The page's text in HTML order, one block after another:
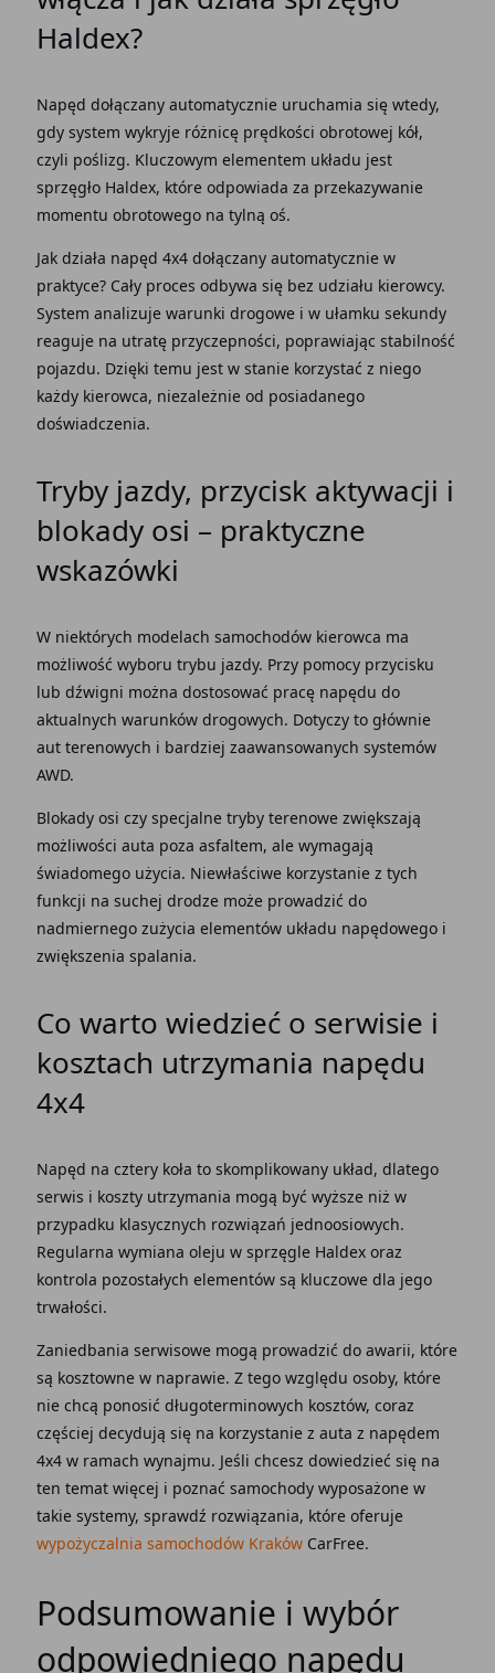
Haldex?
Napęd dołączany automatycznie uruchamia się wtedy,
gdy system wykryje różnicę prędkości obrotowej kół,
czyli poślizg. Kluczowym elementem układu jest
sprzęgło Haldex, które odpowiada za przekazywanie
momentu obrotowego na tylną oś.
Jak działa napęd 4x4 dołączany automatyczniew
praktyce? Cały proces odbywa się bez udziału kierowcy.
System analizuje warunki drogowe i w ułamku sekundy
reaguje na utratę przyczepności, poprawiając stabilność
pojazdu. Dzięki temu jest w stanie korzystać z niego
każdy kierowca, niezależnie od posiadanego
doświadczenia.
Tryby jazdy, przycisk aktywacji i
blokady osi – praktyczne
wskazówki
W niektórych modelach samochodów kierowca ma
możliwość wyboru trybu jazdy. Przy pomocy przycisku
lub dźwigni można dostosować pracę napędu do
aktualnych warunków drogowych. Dotyczy to głównie
aut terenowych i bardziej zaawansowanych systemów
AWD.
Blokady osi czy specjalne tryby terenowe zwiększają
możliwości auta poza asfaltem, ale wymagają
świadomego użycia. Niewłaściwe korzystanie z tych
funkcji na suchej drodze może prowadzić do
nadmiernego zużycia elementów układu napędowego i
zwiększenia spalania.
Co warto wiedzieć o serwisie i
kosztach utrzymania napędu
4x4
Napęd na cztery koła to skomplikowany układ, dlatego
serwis i koszty utrzymania mogą być wyższe niż w
przypadku klasycznych rozwiązań jednoosiowych.
Regularna wymiana oleju w sprzęgle Haldex oraz
kontrola pozostałych elementów są kluczowe dla jego
trwałości.
Zaniedbania serwisowe mogą prowadzić do awarii, które
są kosztowne w naprawie. Z tego względu osoby, które
nie chcą ponosić długoterminowych kosztów, coraz
częściej decydują się na korzystanie z auta z napędem
4x4 w ramach wynajmu. Jeśli chcesz dowiedzieć się na
ten temat więcej i poznać samochodywyposażone w
takie systemy, sprawdź rozwiązania, które oferuje
wypożyczalnia samochodów KrakówCarFree.
Podsumowanie i wybór
odpowiedniego napędu